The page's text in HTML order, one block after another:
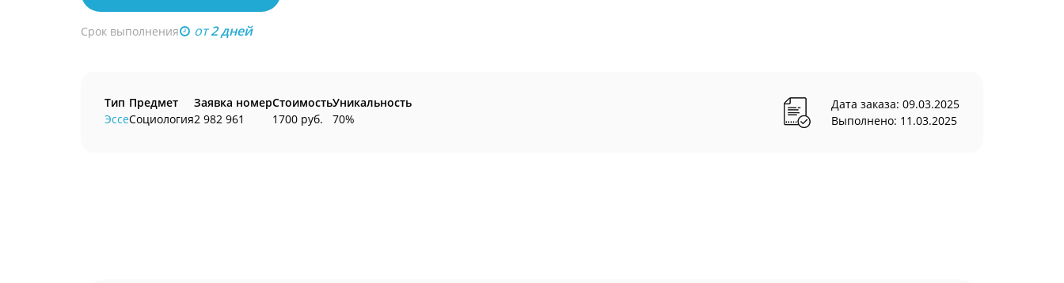
Срок выполнения от2 дней
Тип
Эссе
Предмет
Социология
Заявка номер
2 982 961
Стоимость
1700 руб.
Уникальность
70%
Дата заказа: 09.03.2025
Выполнено: 11.03.2025